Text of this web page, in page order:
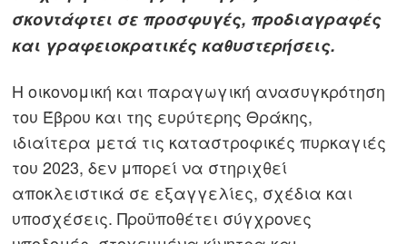
σκοντάφτει σε προσφυγές, προδιαγραφές
και γραφειοκρατικές καθυστερήσεις.
Η οικονομική και παραγωγική ανασυγκρότηση
του Έβρου και της ευρύτερης Θράκης,
ιδιαίτερα μετά τις καταστροφικές πυρκαγιές
του 2023, δεν μπορεί να στηριχθεί
αποκλειστικά σε εξαγγελίες, σχέδια και
υποσχέσεις. Προϋποθέτει σύγχρονες